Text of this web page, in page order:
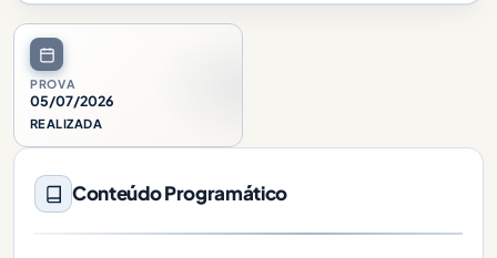
PROVA
05/07/2026
REALIZADA
Conteúdo Programático